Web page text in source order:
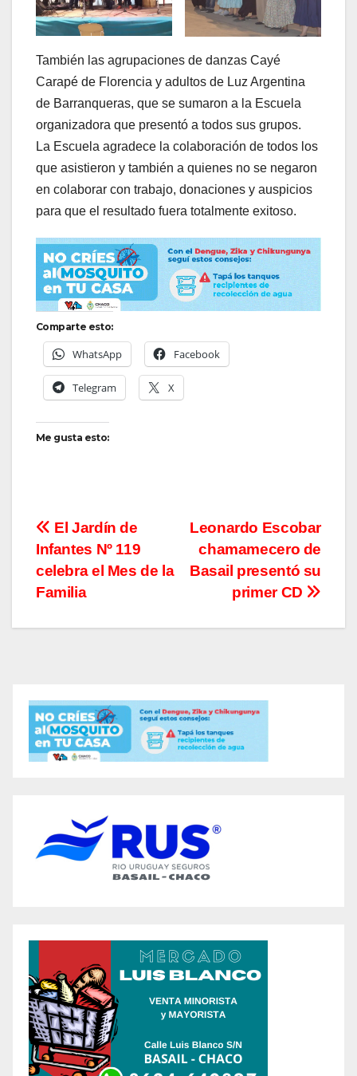
También las agrupaciones de danzas Cayé
Carapé de Florencia y adultos de Luz Argentina
de Barranqueras, que se sumaron a la Escuela
organizadora que presentó a todos sus grupos.
La Escuela agradece la colaboración de todos los
que asistieron y también a quienes no se negaron
en colaborar con trabajo, donaciones y auspicios
para que el resultado fuera totalmente exitoso.
Comparte esto:
WhatsApp Facebook
Telegram X
Me gusta esto:
Navegación
de
entradas
Leonardo Escobar
chamamecero de
Basail presentó su
primer CD
El Jardín de
Infantes Nº 119
celebra el Mes de la
Familia